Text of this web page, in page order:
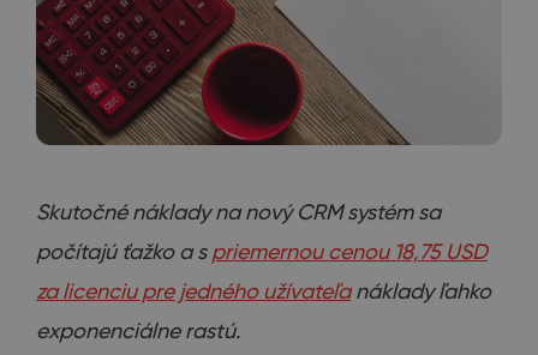
Skutočné náklady na nový CRM systém sa
počítajú ťažko a spriemernou cenou 18,75 USD
za licenciu pre jedného užívateľanáklady ľahko
exponenciálne rastú.